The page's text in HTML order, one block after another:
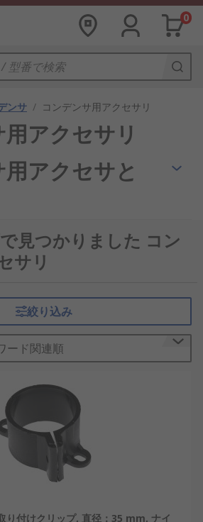
0
ンサ / コンデンサ用アクセサリ
アクセサリ
アクセサと
リはコンデンサの取り付けや
サリー類です。 コンデンサ
受動電子部品で、電荷を蓄
アクセサリの
わせて適切な製品を選択でき
- コンデンサを所定の位置
んだ付けによるリード線への
ずに、コンデンサの接続が外
ます。
ャ・エンドキャップ- 振動、
見つかりました コン
サリ
絞り込み
ード関連順
り付けクリップ, 直径：35 mm, ナイ